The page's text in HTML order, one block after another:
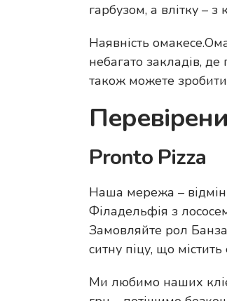
гарбузом, а влітку –
Наявність
небагато закладів,
також можете
Pronto Pizza
Наша мережа –
Філадельфія з
Замовляйте рол
ситну піцу, що
Ми любимо наших